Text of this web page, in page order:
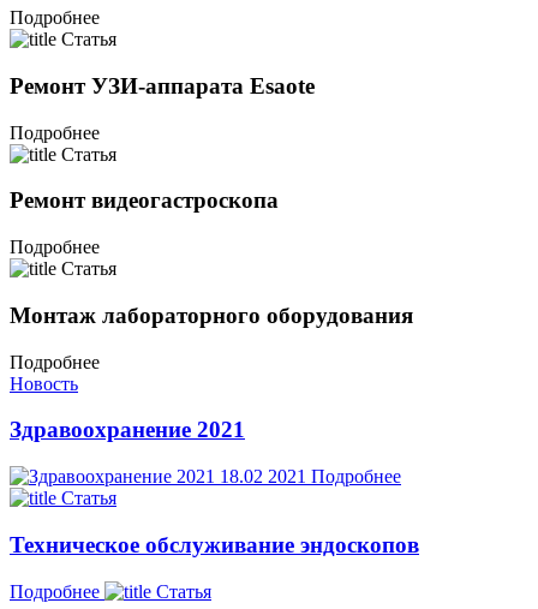
Подробнее
Статья
Ремонт УЗИ-аппарата Esaote
Подробнее
Статья
Ремонт видеогастроскопа
Подробнее
Статья
Монтаж лабораторного оборудования
Подробнее
Новость
Здравоохранение 2021
18.02 2021 Подробнее
Статья
Техническое обслуживание эндоскопов
Подробнее Статья